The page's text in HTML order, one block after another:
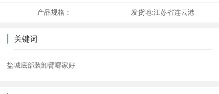
产品规格： 发货地:江苏省连云港
关键词
盐城底部装卸臂哪家好